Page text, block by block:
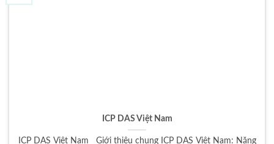
ICP DAS Việt Nam
ICP DAS Việt Nam Giới thiệu chung ICP DAS Việt Nam: Năng